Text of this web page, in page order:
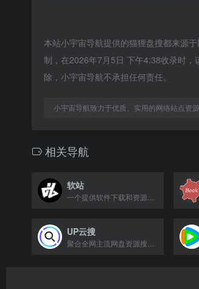
本站小宇宙导航提供的猫狸盘搜都来源
制，在2026年7月5日 下午4:38收录时
除，小宇宙导航不承担任何责任。
小宇宙导航致力于优质、实用的网络站点资
相关导航
软站
UP云搜